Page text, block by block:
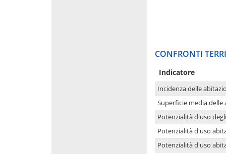
CONFRONTI
Indicatore
Incidenza delle
Superficie media
Potenzialità d'uso
Potenzialità d'uso
Potenzialità d'uso